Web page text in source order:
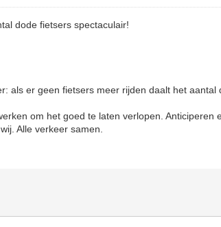
dode fietsers spectaculair!
als er geen fietsers meer rijden daalt het aantal
om het goed te laten verlopen. Anticiperen
Alle verkeer samen.